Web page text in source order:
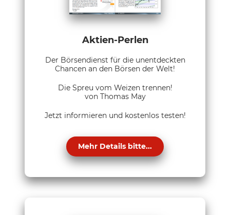
Aktien-Perlen
Der Börsendienst für die unentdeckten
Chancen an den Börsen der Welt!
Die Spreu vom Weizen trennen!
von Thomas May
Jetzt informieren und kostenlos testen!
Mehr Details bitte...